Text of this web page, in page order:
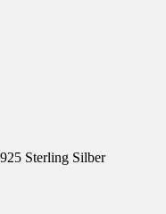
Sterling Silber